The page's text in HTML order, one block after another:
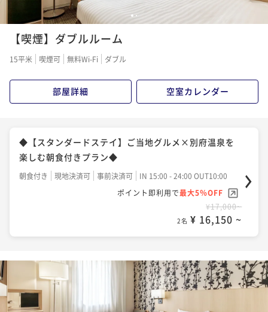
1 2
【喫煙】ダブルルーム
15平米 喫煙可 無料Wi-Fi ダブル
部屋詳細 空室カレンダー
◆【スタンダードステイ】ご当地グルメ×別府温泉を
楽しむ朝食付きプラン◆
朝食付き 現地決済可 事前決済可
IN 15:00 - 24:00 OUT10:00
ポイント即利用で最大5％OFF
¥17,000~
2名 ¥ 16,150 ~